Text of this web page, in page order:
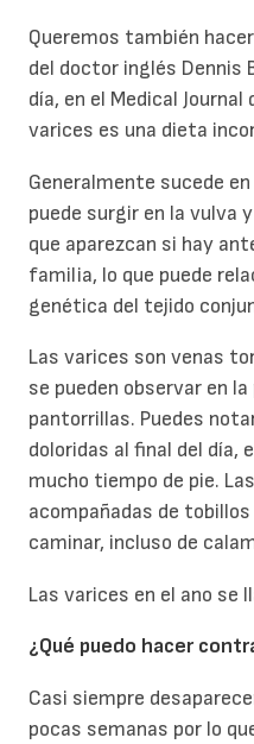
Queremos también
del doctor inglés Dennis
día, en el Medical
varices es una dieta
Generalmente sucede
puede surgir en la vulva
que aparezcan si hay
familia, lo que puede
genética del tejido
Las varices son venas
se pueden observar en
pantorrillas. Puedes
doloridas al final del día,
mucho tiempo de pie.
acompañadas de
caminar, incluso de
Las varices en el ano se
¿Qué puedo hacer
Casi siempre
pocas semanas por lo